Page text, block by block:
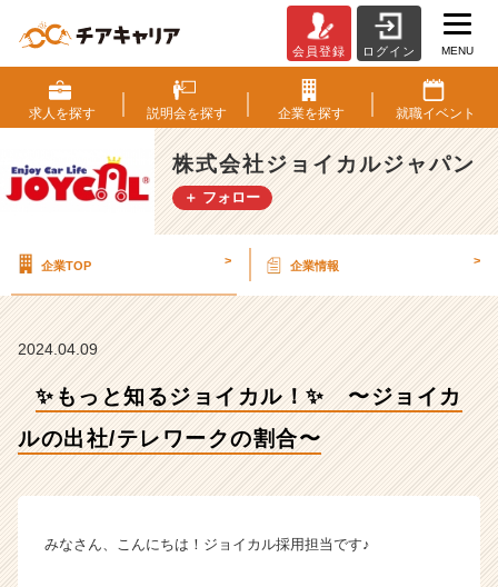
も
っ
と
知
る
ジ
ル！
ョ
イ
カ
ル
テ
会員登録 ログイン MENU
求人を探す 説明会を探す 企業を探す 就職イベント
株式会社ジョイカルジャパン
＋ フォロー
企業TOP > 企業情報 >
2024.04.09
✨もっと知るジョイカル！✨ 〜ジョイカ
ルの出社/テレワークの割合〜
みなさん、こんにちは！ジョイカル採用担当です♪